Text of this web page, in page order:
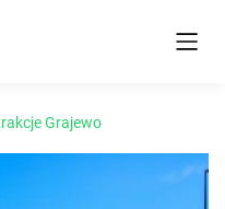
Grajewo
Next